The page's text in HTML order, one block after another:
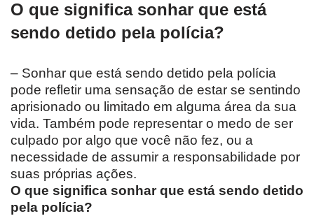
O que significa sonhar que está
sendo detido pela polícia?
– Sonhar que está sendo detido pela polícia
pode refletir uma sensação de estar se sentindo
aprisionado ou limitado em alguma área da sua
vida. Também pode representar o medo de ser
culpado por algo que você não fez, ou a
necessidade de assumir a responsabilidade por
suas próprias ações.
O que significa sonhar que está sendo detido
pela polícia?